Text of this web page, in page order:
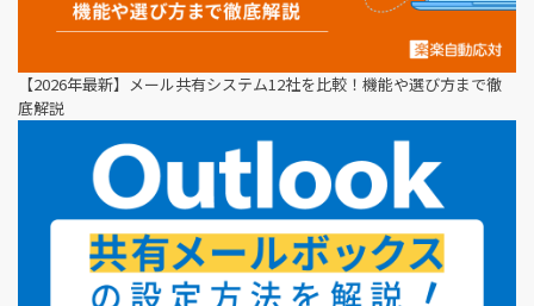
【2026年最新】メール共有システム12社を比較！機能や選び方まで徹
底解説